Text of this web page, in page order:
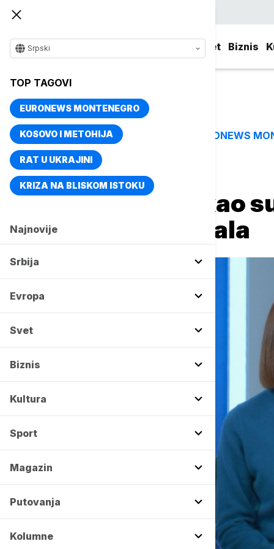
Svet Biznis
Srpski
TOP TAGOVI
EURONEWS MONTENEGRO
KOSOVO I METOHIJA
RAT U UKRAJINI
KRIZA NA BLISKOM ISTOKU
Najnovije
Srbija
Evropa
Svet
Biznis
Kultura
Sport
Magazin
Putovanja
Kolumne
TOP TAGOVI EURONEWS
Naslovna Kolumne
"Politika kao
poslednja smejala